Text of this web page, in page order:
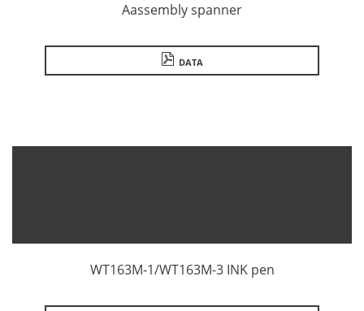
Aassembly spanner
DATA
WT163M-1/WT163M-3 INK pen